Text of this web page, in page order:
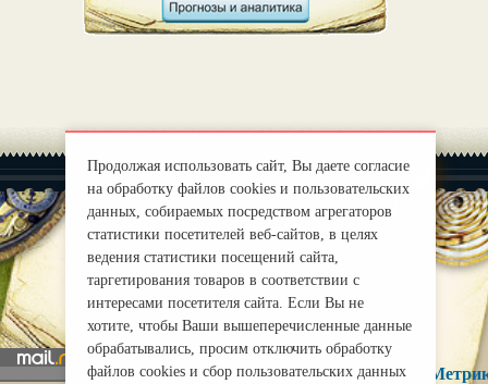
О нас |
mirprognoz@mail.ru
Продолжая использовать сайт, Вы даете согласие
на обработку файлов cookies и пользовательских
данных, собираемых посредством агрегаторов
статистики посетителей веб-сайтов, в целях
ведения статистики посещений сайта,
таргетирования товаров в соответствии с
интересами посетителя сайта. Если Вы не
хотите, чтобы Ваши вышеперечисленные данные
обрабатывались, просим отключить обработку
файлов cookies и сбор пользовательских данных